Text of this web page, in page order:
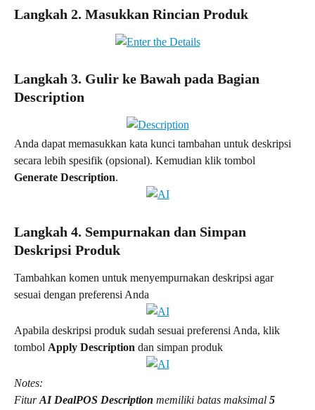
Langkah 2. Masukkan Rincian Produk
Langkah 3. Gulir ke Bawah pada Bagian
Description
Anda dapat memasukkan kata kunci tambahan untuk deskripsi
secara lebih spesifik (opsional). Kemudian klik tombol
Generate Description.
Langkah 4. Sempurnakan dan Simpan
Deskripsi Produk
Tambahkan komen untuk menyempurnakan deskripsi agar
sesuai dengan preferensi Anda
Apabila deskripsi produk sudah sesuai preferensi Anda, klik
tombol Apply Description dan simpan produk
Notes:
Fitur AI DealPOS Description memiliki batas maksimal 5